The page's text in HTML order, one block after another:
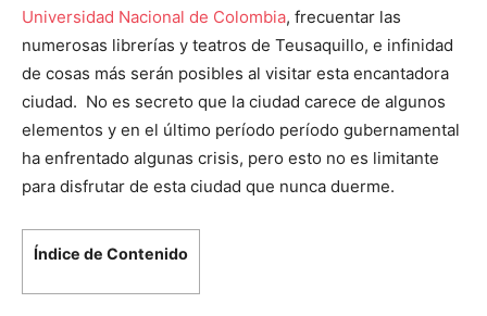
Universidad Nacional de Colombia, frecuentar las
numerosas librerías y teatros de Teusaquillo, e infinidad
de cosas más serán posibles al visitar esta encantadora
ciudad. No es secreto que la ciudad carece de algunos
elementos y en el último período período gubernamental
ha enfrentado algunas crisis, pero esto no es limitante
para disfrutar de esta ciudad que nunca duerme.
Índice de Contenido